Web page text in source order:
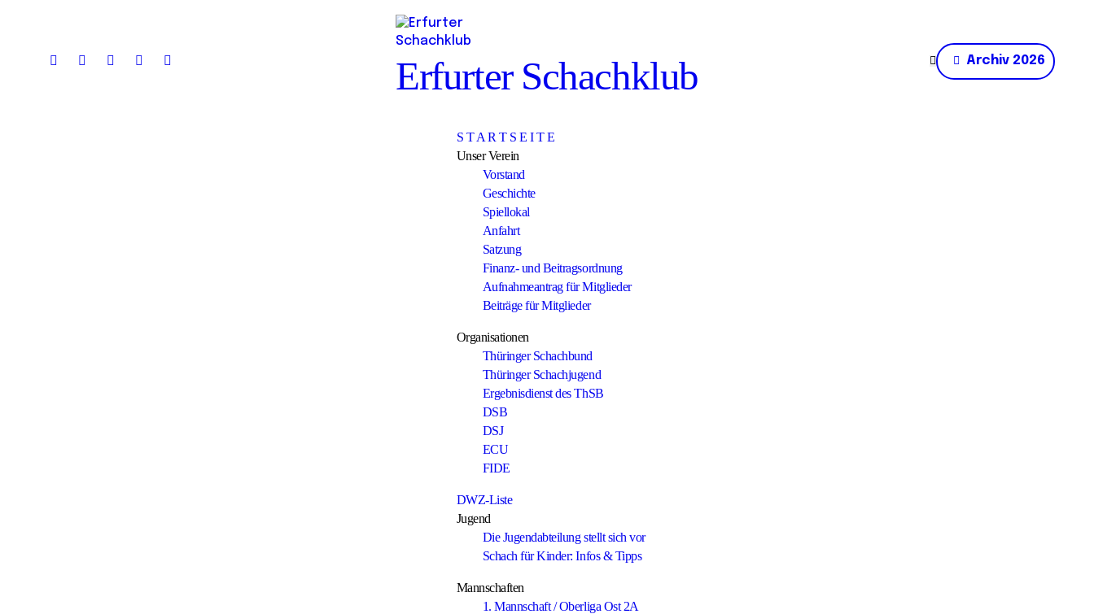
Erfurter Schachklub Archiv 2026
S T A R T S E I T E
Unser Verein
Vorstand
Geschichte
Spiellokal
Anfahrt
Satzung
Finanz- und Beitragsordnung
Aufnahmeantrag für Mitglieder
Beiträge für Mitglieder
Organisationen
Thüringer Schachbund
Thüringer Schachjugend
Ergebnisdienst des ThSB
DSB
DSJ
ECU
FIDE
DWZ-Liste
Jugend
Die Jugendabteilung stellt sich vor
Schach für Kinder: Infos & Tipps
Mannschaften
1. Mannschaft / Oberliga Ost 2A